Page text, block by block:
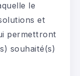
le
et
permettront
souhaité(s)